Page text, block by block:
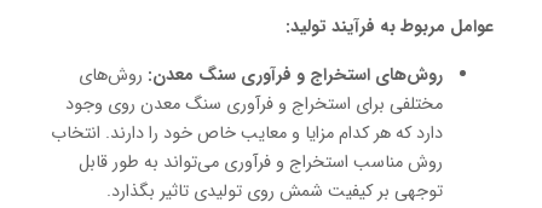
عوامل مربوط به فرآیند تولید:
روش‌های استخراج و فرآوری سنگ معدن: روش‌های
مختلفی برای استخراج و فرآوری سنگ معدن روی وجود
دارد که هر کدام مزایا و معایب خاص خود را دارند. انتخاب
روش مناسب استخراج و فرآوری می‌تواند به طور قابل
توجهی بر کیفیت شمش روی تولیدی تاثیر بگذارد.